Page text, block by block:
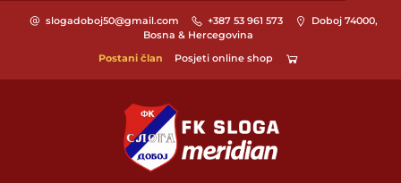
slogadoboj50@gmail.com +387 53 961 573
Doboj 74000,
Bosna & Hercegovina
Postani član
Posjeti online shop